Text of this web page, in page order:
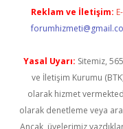
Reklam ve İletişim:
Yasal Uyarı: Sitemiz,
ve İletişim Kurumu
olarak hizmet
olarak denetleme veya
Ancak, üyelerimiz